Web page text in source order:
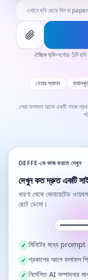
এখানে ছবি ছেড়ে দিন বা
ঐচ্ছিক ছবি•সর্বোচ্চ 5টি
হেয়ার স্যালন
সেরা ফলাফল আসে একটি সহজ
DEFFE-কে কাজ করতে দেখুন
দেখুন কত দ্রুত একটি
ধারণা থেকে জেনারেটেড
ছোট ডেমো।
✓ মিনিটের মধ্যে prompt
✓ প্রকাশের আগে ফলাফল
✓ নির্দেশিত AI সম্পাদনার